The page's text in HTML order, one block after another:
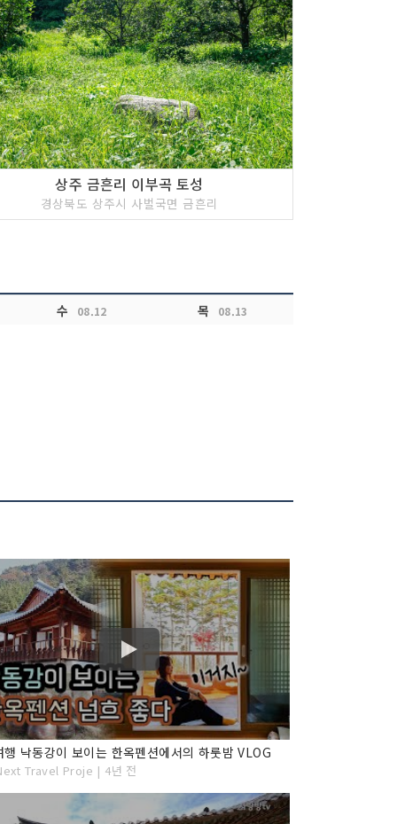
상주 금흔리 이부곡 토성
경상북도 상주시 사벌국면 금흔리
수 08.12 목 08.13
행 낙동강이 보이는 한옥펜션에서의 하룻밤 VLOG
Travel Proje | 4년 전